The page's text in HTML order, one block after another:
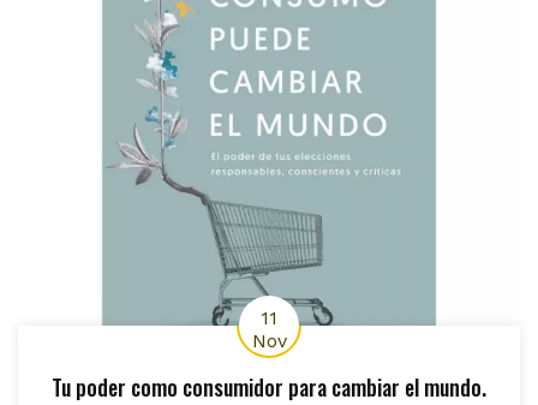
11
Nov
Tu poder como consumidor para cambiar el mundo.